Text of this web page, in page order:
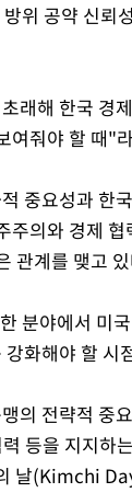
위 공약 신뢰
래해 한국 경
여줘야 할 때"
중요성과 한
의와 경제
관계를 맺고
분야에서 미
화해야 할 시
의 전략적 중
등을 지지하
날(Kimchi